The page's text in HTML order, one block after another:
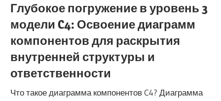
Глубокое погружение в уровень 3
модели C4: Освоение диаграмм
компонентов для раскрытия
внутренней структуры и
ответственности
Что такое диаграмма компонентов C4? Диаграмма